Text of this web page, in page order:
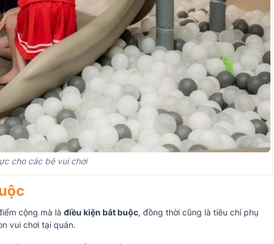
cho các bé vui chơi
cộng mà là điều kiện bắt buộc, đồng thời cũng là tiêu chí phụ
vui chơi tại quán.